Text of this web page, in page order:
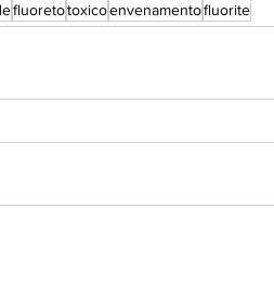
fluoretotoxicoenvenamentofluorite